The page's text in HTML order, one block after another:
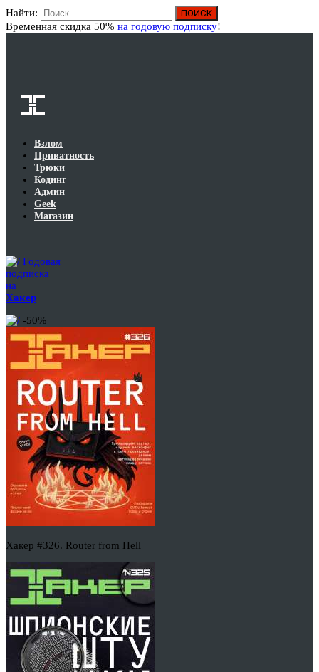
Найти:
Временная скидка 50% на годовую подписку!
Взлом
Приватность
Трюки
Кодинг
Админ
Geek
Магазин
Годовая
подписка
на
Хакер
-50%
Хакер #326. Router from Hell